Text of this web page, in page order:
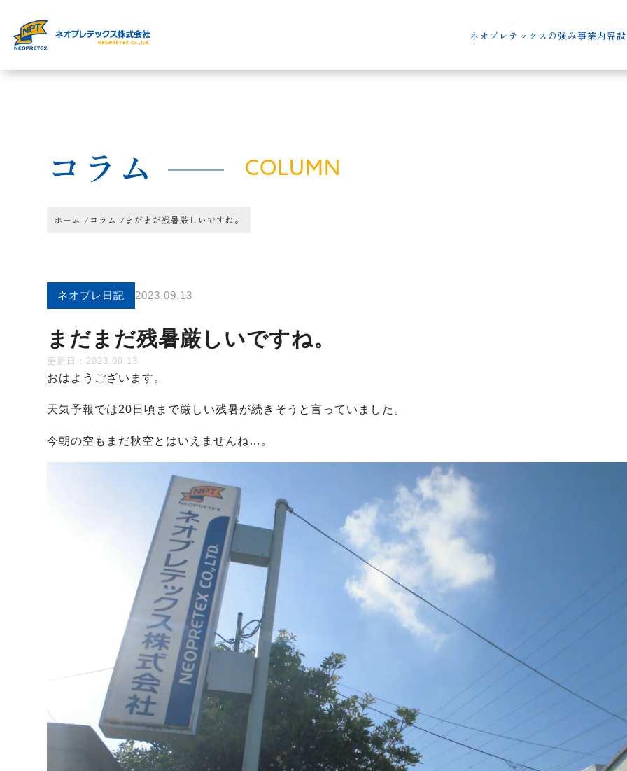
ネオプレテックスの強み事業内容
コラム COLUMN
ホーム /コラム /まだまだ残暑厳しいですね。
ネオプレ日記 2023.09.13
まだまだ残暑厳しいですね。
更新日：2023.09.13
おはようございます。
天気予報では20日頃まで厳しい残暑が続きそうと言っていました。
今朝の空もまだ秋空とはいえませんね…。